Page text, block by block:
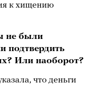
к хищению
не были
подтвердить
Или наоборот?
что деньги